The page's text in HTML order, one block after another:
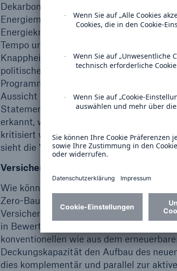
Dekarbonisierungsziele gesteckt, sie
Energiemarkt zu wenige erschwingliche
Energieknappheit infolge des Kriegs in
Tempo und Skalierung in der
Knappheit der Gas- und Öl-basierten
politischen Entscheidungen, gerade für
Programme und dazu Subventionen
Aussicht (z. B. EU Greendeal, US
Statement, German H2Global Initiative).
erkannt, wenn auch das Defizit an
kritisiert wird. Den Schub durch die
sieht die Versicherungsbranche für sich
Versicherer unterstützen und
Wie können Versicherer die
Zero-Baustein unterstützen? Mit der
Versicherungswirtschaft Vertrauen in
in Bewertung, Quantifizierung und
konventionellen wie aus dem
Deckungskapazität den Aufbau des
dies komplementär und parallel zur